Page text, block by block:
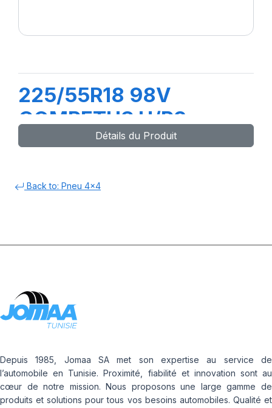
225/55R18 98V
COMPETUS H/P3
Détails du Produit
Back to: Pneu 4x4
Depuis 1985, Jomaa SA met son expertise au service de
l’automobile en Tunisie. Proximité, fiabilité et innovation sont au
cœur de notre mission. Nous proposons une large gamme de
produits et solutions pour tous vos besoins automobiles. Qualité et